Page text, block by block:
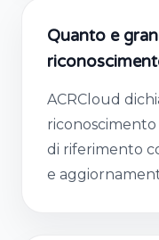
Quanto e
ACRCloud
di riferimento
e